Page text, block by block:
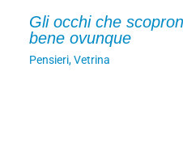
Gli occhi che
bene ovunque
Pensieri,Vetrina